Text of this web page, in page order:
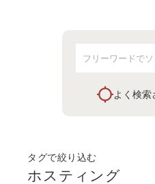
よく検索
タグで絞り込む
ホスティング